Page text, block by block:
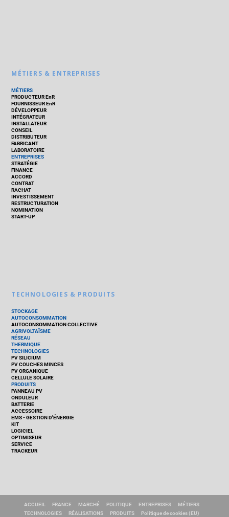
MÉTIERS & ENTREPRISES
MÉTIERS
PRODUCTEUR EnR
FOURNISSEUR EnR
DÉVELOPPEUR
INTÉGRATEUR
INSTALLATEUR
CONSEIL
DISTRIBUTEUR
FABRICANT
LABORATOIRE
ENTREPRISES
STRATÉGIE
FINANCE
ACCORD
CONTRAT
RACHAT
INVESTISSEMENT
RESTRUCTURATION
NOMINATION
START-UP
TECHNOLOGIES & PRODUITS
STOCKAGE
AUTOCONSOMMATION
AUTOCONSOMMATION COLLECTIVE
AGRIVOLTAÏSME
RÉSEAU
THERMIQUE
TECHNOLOGIES
PV SILICIUM
PV COUCHES MINCES
PV ORGANIQUE
CELLULE SOLAIRE
PRODUITS
PANNEAU PV
ONDULEUR
BATTERIE
ACCESSOIRE
EMS - GESTION D'ÉNERGIE
KIT
LOGICIEL
OPTIMISEUR
SERVICE
TRACKEUR
ACCUEIL FRANCE MARCHÉ POLITIQUE ENTREPRISES
MÉTIERS
TECHNOLOGIES
RÉALISATIONS PRODUITS Politique de cookies (EU)